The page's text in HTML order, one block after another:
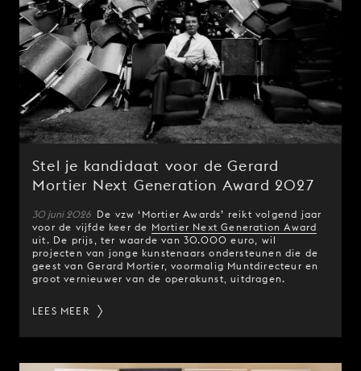
Stel je kandidaat voor de Gerard
Mortier Next Generation Award 2027
30 juni 2026 De vzw ‘Mortier Awards’ reikt volgend jaar
voor de vijfde keer de Mortier Next Generation Award
uit. De prijs, ter waarde van 30.000 euro, wil
projecten van jonge kunstenaars ondersteunen die de
geest van Gerard Mortier, voormalig Muntdirecteur en
groot vernieuwer van de operakunst, uitdragen.
LEES MEER